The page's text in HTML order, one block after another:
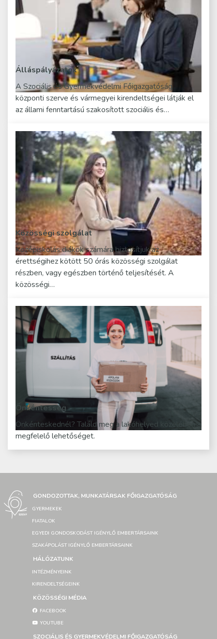
Álláspályázatok
A Szociális és Gyermekvédelmi Főigazgatóság
központi szerve és vármegyei kirendeltségei látják el
az állami fenntartású szakosított szociális és…
Közösségi szolgálat
Középiskolás diákok számára biztosítjuk az
érettségihez kötött 50 órás közösségi szolgálat
részben, vagy egészben történő teljesítését. A
közösségi…
Önkéntesség
Önkénteskednél? Találd meg a lakóhelyed közelében a
megfelelő lehetőséget.
GONDOZOTTAK, MUNKATÁRSAK FŐIGAZGATÓSÁG
GYERMEKEK
FIATALOK
EGYEDI GONDOSKODÁST IGÉNYLŐ EMBERTÁRSAINK
SZAKÁPOLÁST IGÉNYLŐ EMBERTÁRSAINK
HÁLÓZATUNK
INTÉZMÉNYEINK
KIRENDELTSÉGEINK
KÖZÖSSÉGI MÉDIA
FACEBOOK
YOUTUBE
SZOCIÁLIS ÉS GYERMEKVÉDELMI FŐIGAZGATÓSÁG